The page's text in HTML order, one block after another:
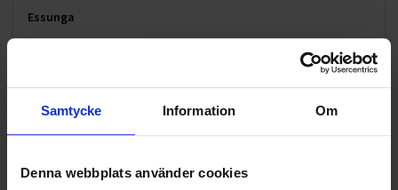
Samtycke Information Om
Denna webbplats använder cookies
Essunga
Grästorp
Götene
Hallstahammar